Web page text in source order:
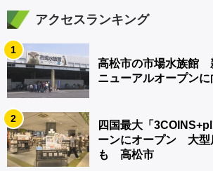
アクセスランキング
1
高松市の市場水族館
ニューアルオープン
2
四国最大「
ーンにオープン 大型
も 高松市